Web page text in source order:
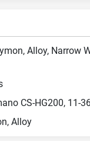
Alloy, Narrow
CS-HG200, 11-
Alloy